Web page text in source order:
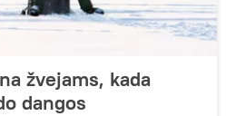
žvejams, kada
dangos